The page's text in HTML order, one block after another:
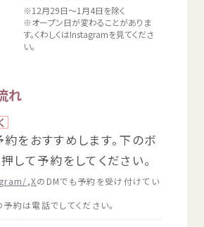
※12月29日～1 月4日を除く
※オープン日が変わることがありま
す。くわしくはInstagramを見てくださ
い。
れ
約をおすすめします。 下 のボ
押 して予約をしてください。
,XのDMでも予約 を受け付けてい
予約は電話でしてください。